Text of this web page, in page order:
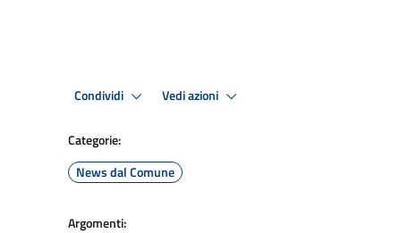
Condividi Vedi azioni
Categorie:
News dal Comune
Argomenti: